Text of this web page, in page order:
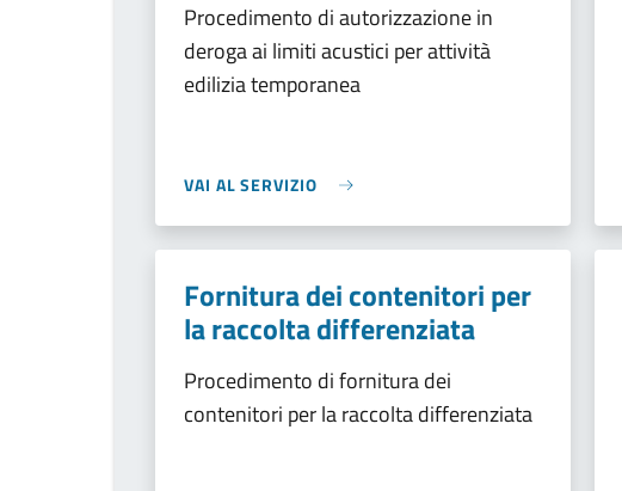
Procedimento di autorizzazione in
deroga ai limiti acustici per attività
edilizia temporanea
VAI AL SERVIZIO
Fornitura dei contenitori per
la raccolta differenziata
Procedimento di fornitura dei
contenitori per la raccolta differenziata